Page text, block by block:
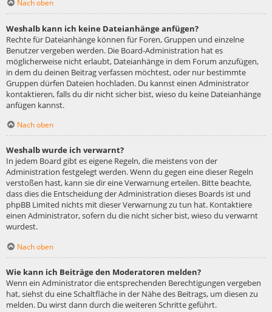
Nach oben
Weshalb kann ich keine Dateianhänge anfügen?
Rechte für Dateianhänge können für Foren, Gruppen und einzelne
Benutzer vergeben werden. Die Board-Administration hat es
möglicherweise nicht erlaubt, Dateianhänge in dem Forum anzufügen,
in dem du deinen Beitrag verfassen möchtest, oder nur bestimmte
Gruppen dürfen Dateien hochladen. Du kannst einen Administrator
kontaktieren, falls du dir nicht sicher bist, wieso du keine Dateianhänge
anfügen kannst.
Nach oben
Weshalb wurde ich verwarnt?
In jedem Board gibt es eigene Regeln, die meistens von der
Administration festgelegt werden. Wenn du gegen eine dieser Regeln
verstoßen hast, kann sie dir eine Verwarnung erteilen. Bitte beachte,
dass dies die Entscheidung der Administration dieses Boards ist und
phpBB Limited nichts mit dieser Verwarnung zu tun hat. Kontaktiere
einen Administrator, sofern du die nicht sicher bist, wieso du verwarnt
wurdest.
Nach oben
Wie kann ich Beiträge den Moderatoren melden?
Wenn ein Administrator die entsprechenden Berechtigungen vergeben
hat, siehst du eine Schaltfläche in der Nähe des Beitrags, um diesen zu
melden. Du wirst dann durch die weiteren Schritte geführt.